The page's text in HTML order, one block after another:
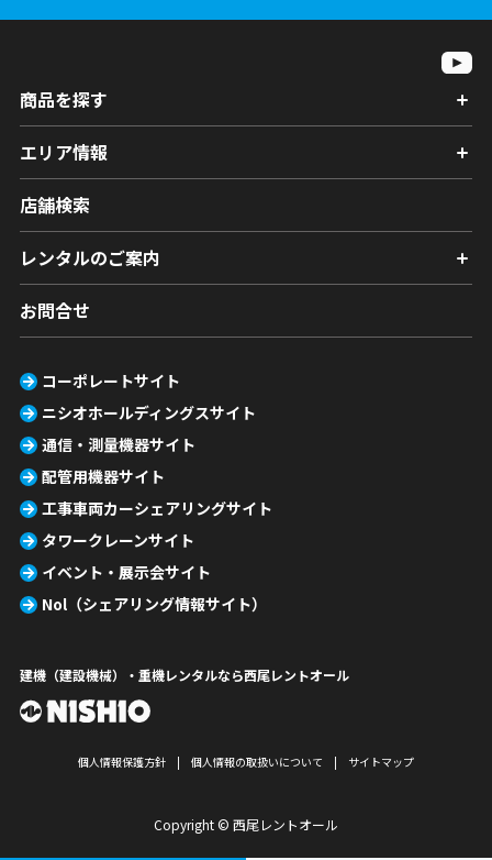
商品を探す
エリア情報
店舗検索
レンタルのご案内
お問合せ
コーポレートサイト
ニシオホールディングスサイト
通信・測量機器サイト
配管用機器サイト
工事車両カーシェアリングサイト
タワークレーンサイト
イベント・展示会サイト
Nol（シェアリング情報サイト）
建機（建設機械）・重機レンタルなら西尾レントオール
個人情報保護方針 個人情報の取扱いについて サイトマップ
Copyright © 西尾レントオール